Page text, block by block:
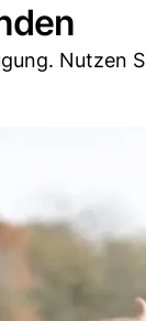
Nutzen